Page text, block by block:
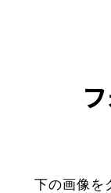
下の画像を